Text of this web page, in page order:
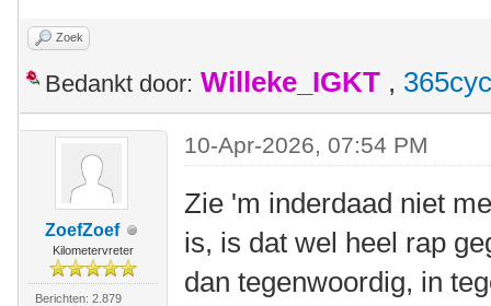
Zoek
Bedankt door: Willeke_IGKT ,
ZoefZoef
Kilometervreter
Berichten: 2.879
10-Apr-2026, 07:54 PM
Zie 'm inderdaad niet
is, is dat wel heel rap
dan tegenwoordig, in